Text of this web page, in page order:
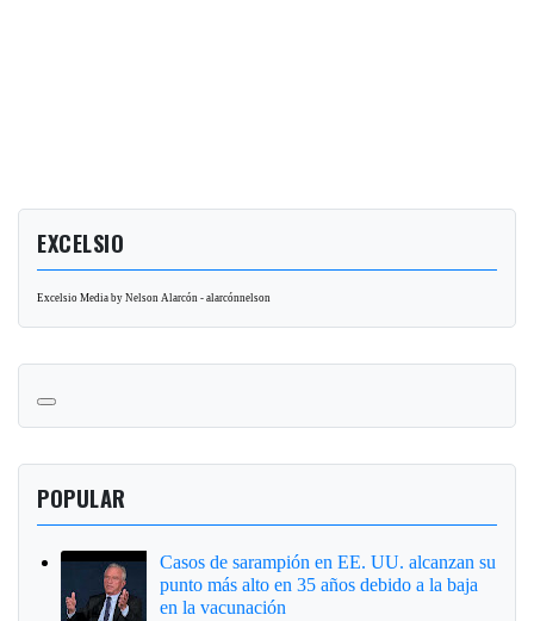
EXCELSIO
Excelsio Media by Nelson Alarcón - alarcónnelson
POPULAR
Casos de sarampión en EE. UU. alcanzan su
punto más alto en 35 años debido a la baja
en la vacunación